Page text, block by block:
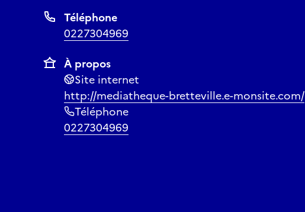
Téléphone
0227304969
À propos
Site internet
http://mediatheque-bretteville.e-monsite.com/
Téléphone
0227304969